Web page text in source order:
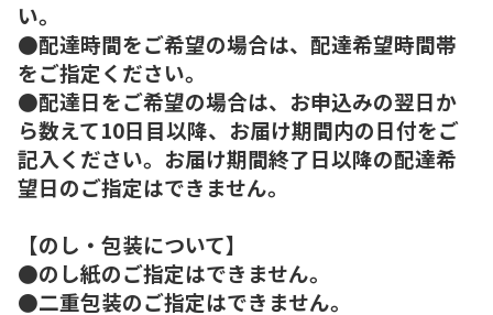
い。
●配達時間をご希望の場合は、配達希望時間帯
をご指定ください。
●配達日をご希望の場合は、お申込みの翌日か
ら数えて10日目以降、お届け期間内の日付をご
記入ください。お届け期間終了日以降の配達希
望日のご指定はできません。
【のし・包装について】
●のし紙のご指定はできません。
●二重包装のご指定はできません。